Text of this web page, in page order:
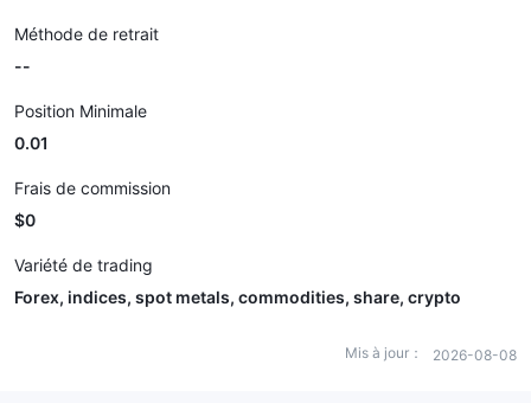
Méthode de retrait
--
Position Minimale
0.01
Frais de commission
$0
Variété de trading
Forex, indices, spot metals, commodities, share, crypto
Mis à jour： 2026-08-08